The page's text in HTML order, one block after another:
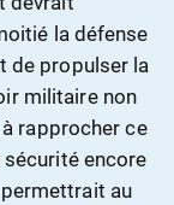
la défense
de propulser la
militaire non
rapprocher ce
sécurité encore
au